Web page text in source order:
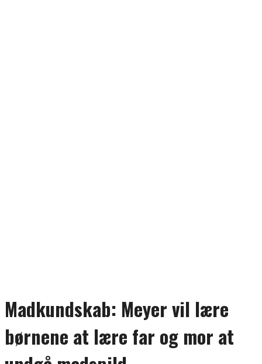
Madkundskab: Meyer vil lære
børnene at lære far og mor at